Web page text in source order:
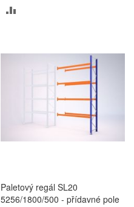
POROVNÁNÍ
Paletový regál SL20
5256/1800/500 - přídavné pole